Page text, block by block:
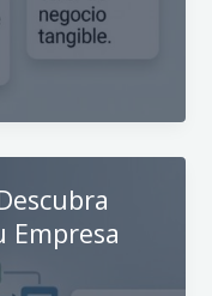
Empresa